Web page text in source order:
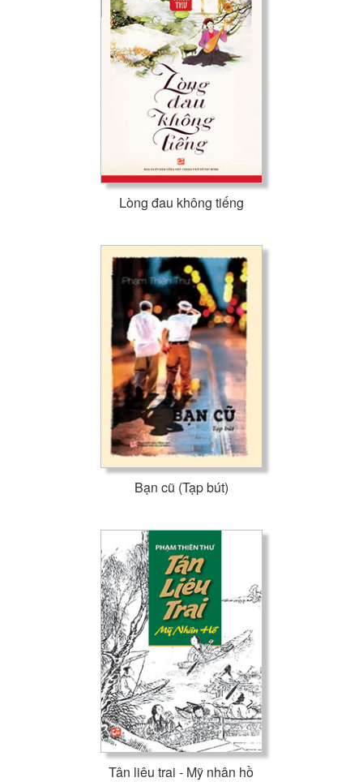
Lòng đau không tiếng
Bạn cũ (Tạp bút)
Tân liêu trai - Mỹ nhân hồ